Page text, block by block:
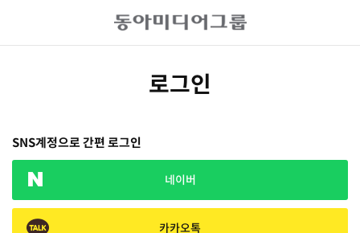
로그인
SNS계정으로 간편 로그인
네이버
카카오톡